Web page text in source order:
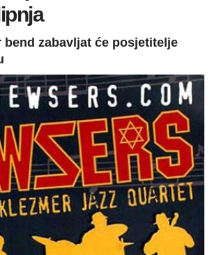
bend zabavljat će posjetitelje